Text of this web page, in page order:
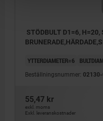
STÖDBULT D1=6,
YTTERDIAMETER=6
Beställningsnummer:
55,47 kr
exkl. moms
Exkl. leveranskostnader